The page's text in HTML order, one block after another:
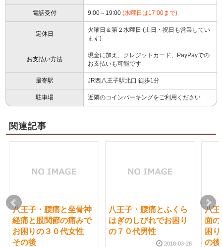
電話受付 9:00～19:00 (水曜日は17:00まで)
定休日
火曜日＆第２水曜日 (土日・祝日も営業してい
ます)
お支払い方法
現金に加え、クレジットカード、PayPayでの
お支払いも可能です
最寄駅 JR西八王子駅北口 徒歩1分
駐車場 近隣のコインパーキングをご利用ください
関連記事
八王子・腰痛と坐骨神
経痛と股関節の痛みで
お困りの３０代女性
その後
八王子・腰痛とふくら
はぎのしびれでお困り
の７０代男性
2018-03-28
八
面
困
の後